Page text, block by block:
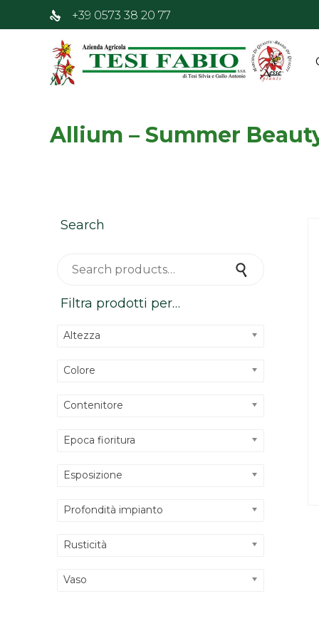
+39 0573 38 20 77
Allium – Summer
Search
Search
Filtra prodotti per…
Altezza
Colore
Contenitore
Epoca fioritura
Esposizione
Profondità impianto
Rusticità
Vaso